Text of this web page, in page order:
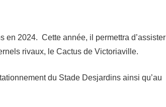
en 2024. Cette année, il permettra d’assister
rivaux, le Cactus de Victoriaville.
du Stade Desjardins ainsi qu’au